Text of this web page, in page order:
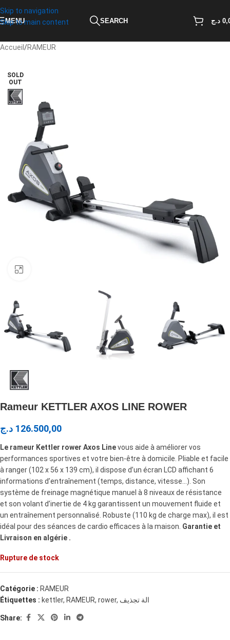
Skip to navigation
Skip to main content
MENU SEARCH د.ج
Accueil /RAMEUR
SOLD
OUT
Rameur KETTLER AXOS LINE ROWER
126.500,00 د.ج
Le rameur Kettler rower Axos Linevous aide à améliorer vos
performances sportives et votre bien-être à domicile. Pliable et facile
à ranger (102 x 56 x 139 cm), il dispose d’un écran LCD affichant 6
informations d’entraînement (temps, distance, vitesse…). Son
système de freinage magnétique manuel à 8 niveaux de résistance
et son volant d’inertie de 4 kg garantissent un mouvement fluide et
un entraînement personnalisé. Robuste (110 kg de charge max), il est
idéal pour des séances de cardio efficaces à la maison. Garantie et
Livraison en algérie .
Rupture de stock
Catégorie : RAMEUR
Étiquettes : kettler, RAMEUR, rower, الة تجذيف
Share: